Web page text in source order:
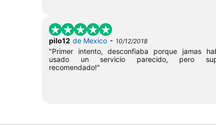
pilo12 de Mexico - 10/12/2018
"Primer intento, desconfiaba porque jamas
usado un servicio parecido, pero
recomendado!"